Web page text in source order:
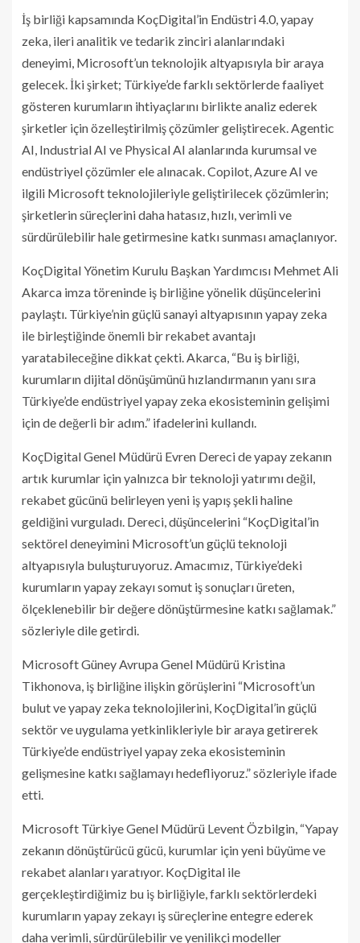
İş birliği kapsamında KoçDigital’in Endüstri 4.0, yapay
zeka, ileri analitik ve tedarik zinciri alanlarındaki
deneyimi, Microsoft’un teknolojik altyapısıyla bir araya
gelecek. İki şirket; Türkiye’de farklı sektörlerde faaliyet
gösteren kurumların ihtiyaçlarını birlikte analiz ederek
şirketler için özelleştirilmiş çözümler geliştirecek. Agentic
AI, Industrial AI ve Physical AI alanlarında kurumsal ve
endüstriyel çözümler ele alınacak. Copilot, Azure AI ve
ilgili Microsoft teknolojileriyle geliştirilecek çözümlerin;
şirketlerin süreçlerini daha hatasız, hızlı, verimli ve
sürdürülebilir hale getirmesine katkı sunması amaçlanıyor.
KoçDigital Yönetim Kurulu Başkan Yardımcısı Mehmet Ali
Akarca imza töreninde iş birliğine yönelik düşüncelerini
paylaştı. Türkiye’nin güçlü sanayi altyapısının yapay zeka
ile birleştiğinde önemli bir rekabet avantajı
yaratabileceğine dikkat çekti. Akarca, “Bu iş birliği,
kurumların dijital dönüşümünü hızlandırmanın yanı sıra
Türkiye’de endüstriyel yapay zeka ekosisteminin gelişimi
için de değerli bir adım.” ifadelerini kullandı.
KoçDigital Genel Müdürü Evren Dereci de yapay zekanın
artık kurumlar için yalnızca bir teknoloji yatırımı değil,
rekabet gücünü belirleyen yeni iş yapış şekli haline
geldiğini vurguladı. Dereci, düşüncelerini “KoçDigital’in
sektörel deneyimini Microsoft’un güçlü teknoloji
altyapısıyla buluşturuyoruz. Amacımız, Türkiye’deki
kurumların yapay zekayı somut iş sonuçları üreten,
ölçeklenebilir bir değere dönüştürmesine katkı sağlamak.”
sözleriyle dile getirdi.
Microsoft Güney Avrupa Genel Müdürü Kristina
Tikhonova, iş birliğine ilişkin görüşlerini “Microsoft’un
bulut ve yapay zeka teknolojilerini, KoçDigital’in güçlü
sektör ve uygulama yetkinlikleriyle bir araya getirerek
Türkiye’de endüstriyel yapay zeka ekosisteminin
gelişmesine katkı sağlamayı hedefliyoruz.” sözleriyle ifade
etti.
Microsoft Türkiye Genel Müdürü Levent Özbilgin, “Yapay
zekanın dönüştürücü gücü, kurumlar için yeni büyüme ve
rekabet alanları yaratıyor. KoçDigital ile
gerçekleştirdiğimiz bu iş birliğiyle, farklı sektörlerdeki
kurumların yapay zekayı iş süreçlerine entegre ederek
daha verimli, sürdürülebilir ve yenilikçi modeller